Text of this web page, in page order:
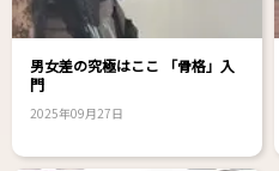
男女差の究極はここ 「骨格」入
門
2025年09月27日